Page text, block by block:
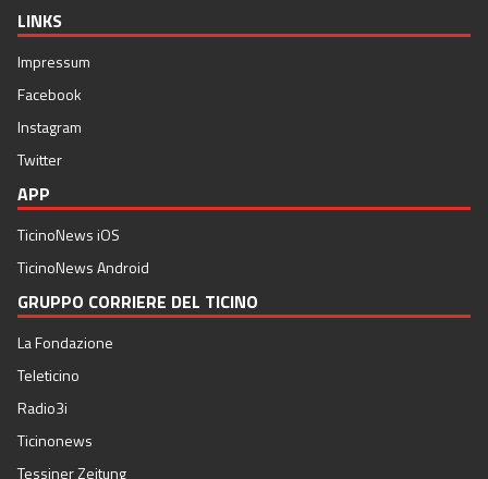
LINKS
Impressum
Facebook
Instagram
Twitter
APP
TicinoNews iOS
TicinoNews Android
GRUPPO CORRIERE DEL TICINO
La Fondazione
Teleticino
Radio3i
Ticinonews
Tessiner Zeitung